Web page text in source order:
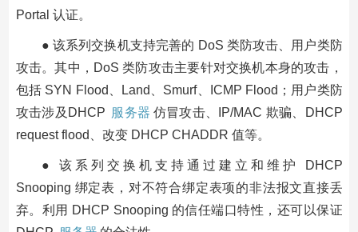
Portal 认证。
● 该系列交换机支持完善的 DoS 类防攻击、用户类防
攻击。其中，DoS 类防攻击主要针对交换机本身的攻击，
包括 SYN Flood、Land、Smurf、ICMP Flood；用户类防
攻击涉及DHCP 服务器 仿冒攻击、IP/MAC 欺骗、DHCP
request flood、改变 DHCP CHADDR 值等。
● 该系列交换机支持通过建立和维护 DHCP
Snooping 绑定表，对不符合绑定表项的非法报文直接丢
弃。利用 DHCP Snooping 的信任端口特性，还可以保证